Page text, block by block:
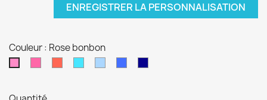
ENREGISTRER LA PERSONNALISATION
Couleur : Rose bonbon